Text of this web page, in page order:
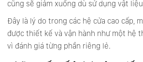
cũng sẽ giảm xuống dù sử dụng vật
Đây là lý do trong các hệ cửa cao cấp,
được thiết kế và vận hành như một hệ
vì đánh giá từng phần riêng lẻ.